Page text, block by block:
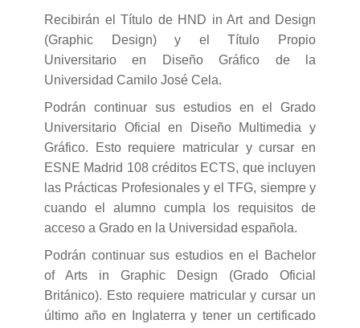
Recibirán el Título de HND in Art and Design
(Graphic Design) y el Título Propio
Universitario en Diseño Gráfico de la
Universidad Camilo José Cela.
Podrán continuar sus estudios en el Grado
Universitario Oficial en Diseño Multimedia y
Gráfico. Esto requiere matricular y cursar en
ESNE Madrid 108 créditos ECTS, que incluyen
las Prácticas Profesionales y el TFG, siempre y
cuando el alumno cumpla los requisitos de
acceso a Grado en la Universidad española.
Podrán continuar sus estudios en el Bachelor
of Arts in Graphic Design (Grado Oficial
Británico). Esto requiere matricular y cursar un
último año en Inglaterra y tener un certificado